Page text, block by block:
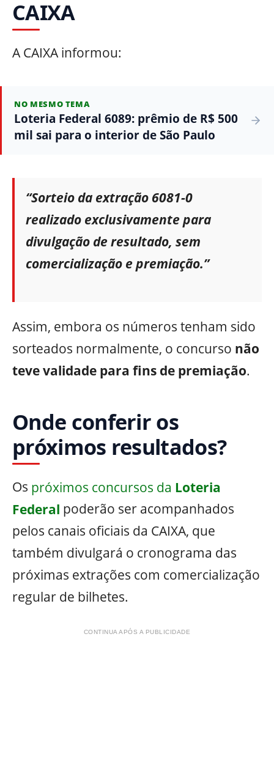
CAIXA
A CAIXA informou:
NO MESMO TEMA
Loteria Federal 6089: prêmio de R$ 500
mil sai para o interior de São Paulo
“Sorteio da extração 6081-0
realizado exclusivamente para
divulgação de resultado, sem
comercialização e premiação.”
Assim, embora os números tenham sido
sorteados normalmente, o concurso não
teve validade para fins de premiação.
Onde conferir os
próximos resultados?
Os próximos concursos da Loteria
Federal poderão ser acompanhados
pelos canais oficiais da CAIXA, que
também divulgará o cronograma das
próximas extrações com comercialização
regular de bilhetes.
CONTINUA APÓS A PUBLICIDADE